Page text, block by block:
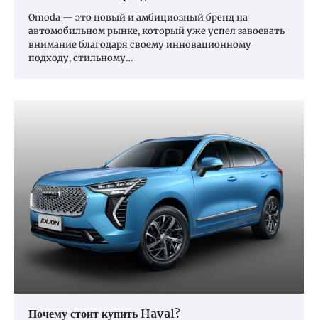
Omoda — это новый и амбициозный бренд на
автомобильном рынке, который уже успел завоевать
внимание благодаря своему инновационному
подходу, стильному…
Почему стоит купить Haval?